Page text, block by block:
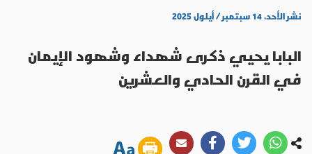
نشر الأحد، ١٤ سبتمبر / أيلول ٢٠٢٥
البابا يحيي ذكرى شهداء وشهود الإيمان
في القرن الحادي والعشرين